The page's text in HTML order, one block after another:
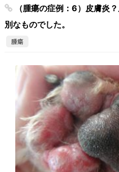
（腫瘍の症例：6）皮膚炎
別なものでした。
腫瘍